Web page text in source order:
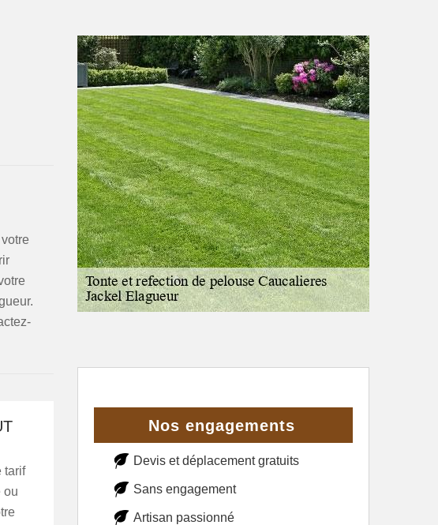
tarif
ou
Nos engagements
Devis et déplacement gratuits
Sans engagement
Artisan passionné